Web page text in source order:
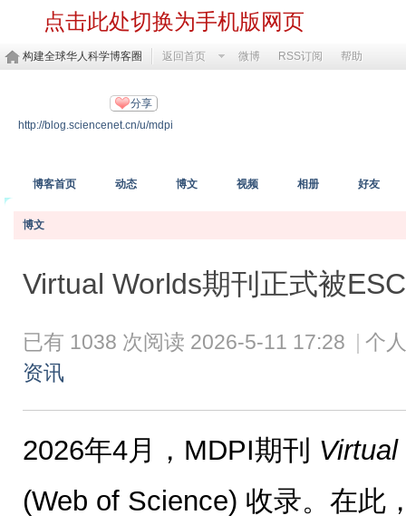
点击此处切换为手机版网页
构建全球华人科学博客圈 返回首页 微博 RSS订阅 帮助
分享
http://blog.sciencenet.cn/u/mdpi
博客首页 动态 博文 视频 相册 好友
博文
Virtual Worlds期刊正式被
已有 1038 次阅读 2026-5-11 17:28
个
资讯
2026年4月，MDPI期刊
(Web of Science) 收录。在此